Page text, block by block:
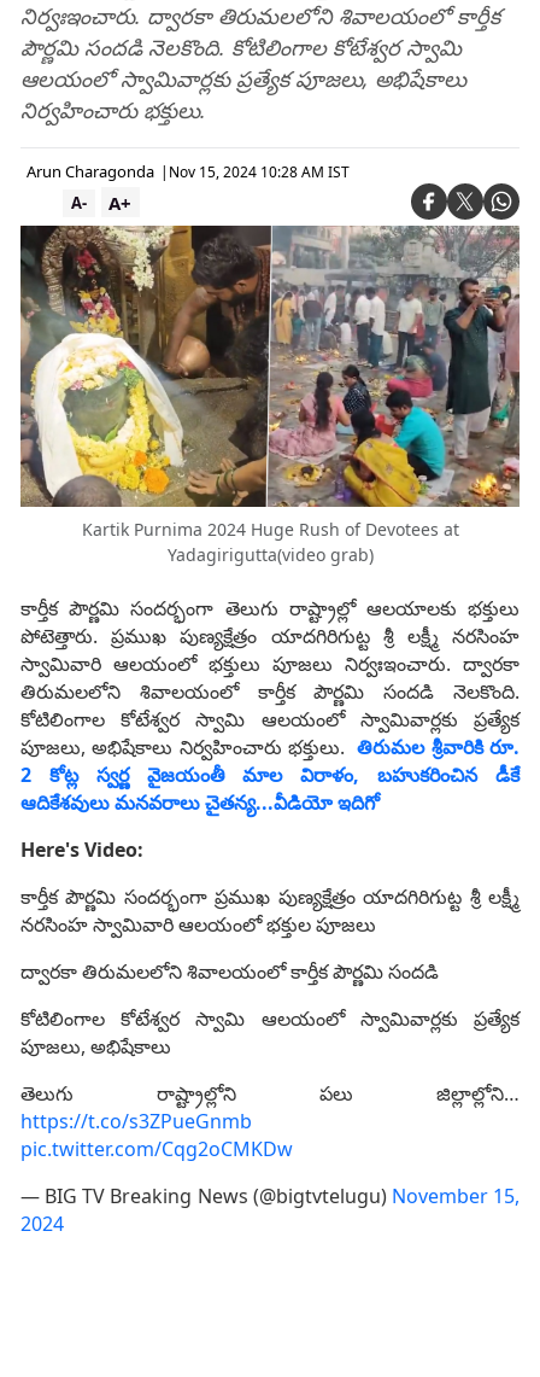
నిర్వఃఇంచారు. ద్వారకా తిరుమలలోని శివాలయంలో కార్తీక
పౌర్ణమి సందడి నెలకొంది. కోటిలింగాల కోటేశ్వర స్వామి
ఆలయంలో స్వామివార్లకు ప్రత్యేక పూజలు, అభిషేకాలు
నిర్వహించారు భక్తులు.
Arun Charagonda | Nov 15, 2024 10:28 AM IST
A+
A-
Kartik Purnima 2024 Huge Rush of Devotees at
Yadagirigutta(video grab)
కార్తీక పౌర్ణమి సందర్భంగా తెలుగు రాష్ట్రాల్లో ఆలయాలకు భక్తులు
పోటెత్తారు. ప్రముఖ పుణ్యక్షేత్రం యాదగిరిగుట్ట శ్రీ లక్ష్మీ నరసింహ
స్వామివారి ఆలయంలో భక్తులు పూజలు నిర్వఃఇంచారు. ద్వారకా
తిరుమలలోని శివాలయంలో కార్తీక పౌర్ణమి సందడి నెలకొంది.
కోటిలింగాల కోటేశ్వర స్వామి ఆలయంలో స్వామివార్లకు ప్రత్యేక
పూజలు, అభిషేకాలు నిర్వహించారు భక్తులు. తిరుమల శ్రీవారికి రూ.
2 కోట్ల స్వర్ణ వైజయంతీ మాల విరాళం, బహుకరించిన డీకే
ఆదికేశవులు మనవరాలు చైతన్య...వీడియో ఇదిగో
Here's Video:
కార్తీక పౌర్ణమి సందర్భంగా ప్రముఖ పుణ్యక్షేత్రం యాదగిరిగుట్ట శ్రీ లక్ష్మీ
నరసింహ స్వామివారి ఆలయంలో భక్తుల పూజలు
ద్వారకా తిరుమలలోని శివాలయంలో కార్తీక పౌర్ణమి సందడి
కోటిలింగాల కోటేశ్వర స్వామి ఆలయంలో స్వామివార్లకు ప్రత్యేక
పూజలు, అభిషేకాలు
తెలుగు రాష్ట్రాల్లోని పలు జిల్లాల్లోని…
https://t.co/s3ZPueGnmb
pic.twitter.com/Cqg2oCMKDw
— BIG TV Breaking News (@bigtvtelugu) November 15,
2024